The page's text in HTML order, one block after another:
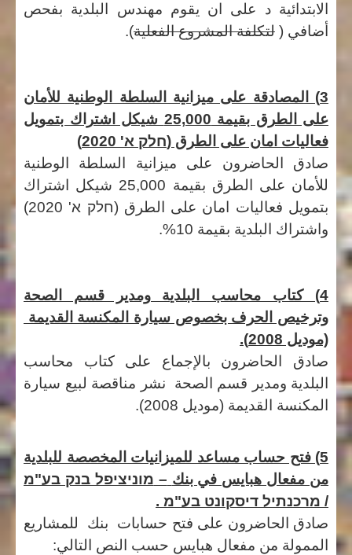
الابتدائية د على ان يقوم مهندس البلدية بفحص
أضافي ( لتكلفة المشروع الفعلية).
3) المصادقة على ميزانية السلطة الوطنية للأمان
على الطرق بقيمة 25,000 شيكل اشتراك بتمويل
فعاليات امان على الطرق (חלק א' 2020)
صادق الحاضرون على ميزانية السلطة الوطنية
للأمان على الطرق بقيمة 25,000 شيكل اشتراك
بتمويل فعاليات امان على الطرق(חלק א' 2020)
واشتراك البلدية بقيمة 10%.
4) كتاب محاسب البلدية ومدير قسم الصحة
وترخيص الحرف بخصوص سيارة المكنسة القديمة
(موديل 2008).
صادق الحاضرون بالإجماع على كتاب محاسب
البلدية ومدير قسم الصحة نشر مناقصة لبيع سيارة
المكنسة القديمة (موديل 2008).
5) فتح حساب مساعد للميزانيات المخصصة للبلدية
من مفعال هبايس في بنك – מוניציפל בנק בע"מ
/ מרכנתיל דיסקונט בע"מ .
صادق
الحاضرون على فتح حسابات بنك
للمشاريع
الممولة من مفعال هبايس حسب النص التالي: